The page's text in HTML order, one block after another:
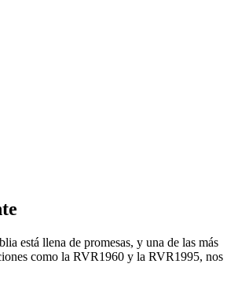
está llena de promesas, y una de las más
como la RVR1960 y la RVR1995, nos